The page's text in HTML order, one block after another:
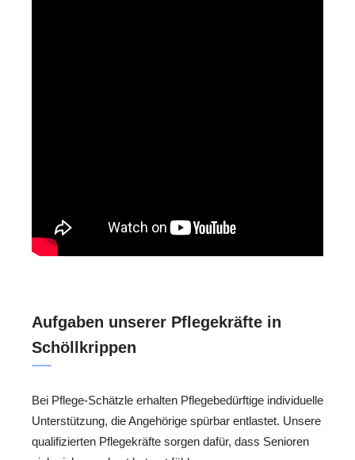
Aufgaben unserer Pflegekräfte in
Schöllkrippen
Bei Pflege-Schätzle erhalten Pflegebedürftige individuelle
Unterstützung, die Angehörige spürbar entlastet. Unsere
qualifizierten Pflegekräfte sorgen dafür, dass Senioren